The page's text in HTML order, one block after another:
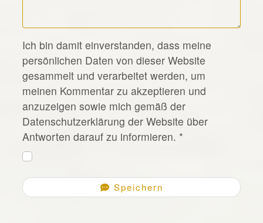
*
Ich bin damit einverstanden, dass meine
persönlichen Daten von dieser Website
gesammelt und verarbeitet werden, um
meinen Kommentar zu akzeptieren und
anzuzeigen sowie mich gemäß der
Datenschutzerklärung der Website über
Antworten darauf zu informieren. *
Speichern